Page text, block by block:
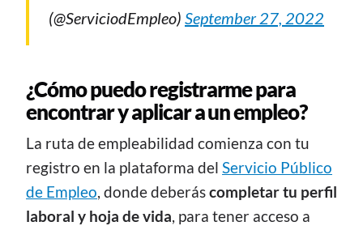
(@ServiciodEmpleo) September 27, 2022
¿Cómo puedo registrarme para
encontrar y aplicar a un empleo?
La ruta de empleabilidad comienza con tu
registro en la plataforma del Servicio Público
de Empleo, donde deberáscompletar tu perfil
laboral y hoja de vida, para tener acceso a